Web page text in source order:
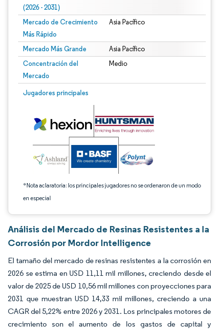
(2026 - 2031)
Mercado de Crecimiento
Más Rápido
Asia Pacífico
Mercado Más Grande Asia Pacífico
Concentración del
Mercado
Medio
Jugadores principales
*Nota aclaratoria: los principales jugadores no se ordenaron de un modo
en especial
Imagen © Mordor Intelligence. El uso requiere atribución según CC BY 4.0.
Análisis del Mercado de Resinas Resistentes a la
Corrosión por Mordor Intelligence
El tamaño del mercado de resinas resistentes a la corrosión en
2026 se estima en USD 11,11 mil millones, creciendo desde el
valor de 2025 de USD 10,56 mil millones con proyecciones para
2031 que muestran USD 14,33 mil millones, creciendo a una
CAGR del 5,22% entre 2026 y 2031. Los principales motores de
crecimiento son el aumento de los gastos de capital y